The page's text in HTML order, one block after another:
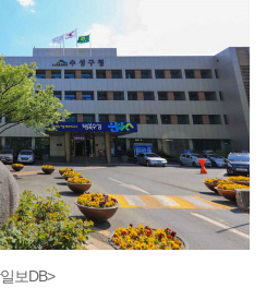
보DB>